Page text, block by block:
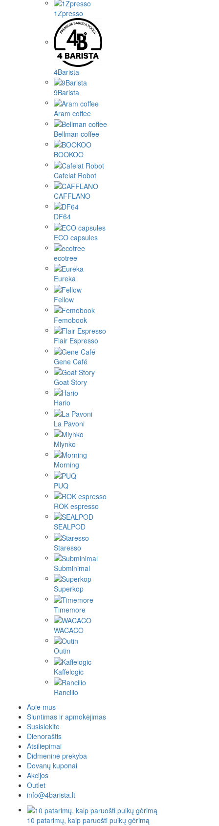
1Zpresso
4Barista
9Barista
Aram coffee
Bellman coffee
BOOKOO
Cafelat Robot
CAFFLANO
DF64
ECO capsules
ecotree
Eureka
Fellow
Femobook
Flair Espresso
Gene Café
Goat Story
Hario
La Pavoni
Mlynko
Morning
PUQ
ROK espresso
SEALPOD
Staresso
Subminimal
Superkop
Timemore
WACACO
Outin
Kaffelogic
Rancilio
Apie mus
Siuntimas ir apmokėjimas
Susisiekite
Dienoraštis
Atsiliepimai
Didmeninė prekyba
Dovanų kuponai
Akcijos
Outlet
info@4barista.lt
10 patarimų, kaip paruošti puikų gėrimą